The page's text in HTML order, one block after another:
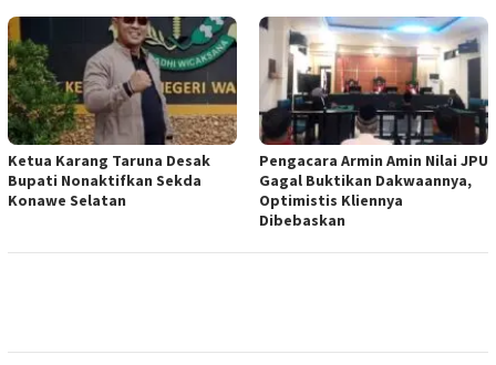
Ketua ‎Karang Taruna Desak
Bupati Nonaktifkan Sekda
Konawe Selatan
‎Pengacara Armin Amin Nilai JPU
Gagal Buktikan Dakwaannya,
Optimistis Kliennya
Dibebaskan